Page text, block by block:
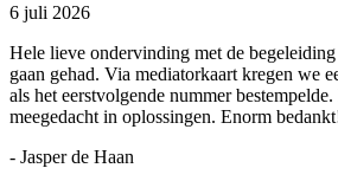
6 juli 2026
Hele lieve ondervinding met de
gaan gehad. Via mediatorkaart kregen we
als het eerstvolgende nummer
meegedacht in oplossingen. Enorm
- Jasper de Haan